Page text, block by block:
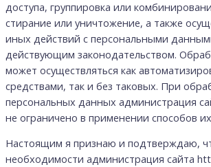
доступа, группировка или
стирание или уничтожение, а также
иных действий с персональными
действующим законодательством.
может осуществляться как
средствами, так и без таковых. При
персональных данных администрация
не ограничено в применении способов
Настоящим я признаю и подтверждаю,
необходимости администрация сайта